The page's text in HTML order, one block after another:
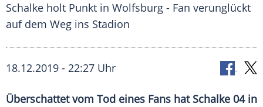
Schalke holt Punkt in Wolfsburg - Fan verunglückt
auf dem Weg ins Stadion
18.12.2019 - 22:27 Uhr
Überschattet vom Tod eines Fans hat Schalke 04 in